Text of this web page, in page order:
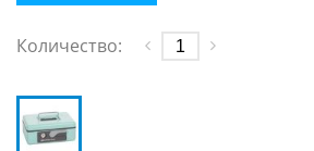
Количество: